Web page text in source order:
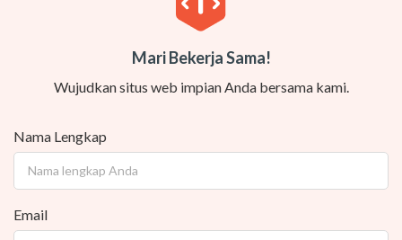
Mari Bekerja Sama!
Wujudkan situs web impian Anda bersama kami.
Nama Lengkap
Email